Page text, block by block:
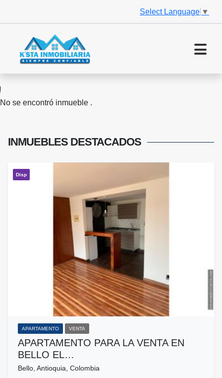
Select Language ▼
No se encontró inmueble .
INMUEBLES DESTACADOS
Disp
APARTAMENTO VENTA
APARTAMENTO PARA LA VENTA EN
BELLO EL…
Bello, Antioquia, Colombia